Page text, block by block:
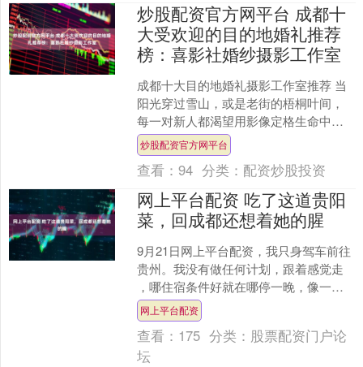
炒股配资官方网平台 成都十
大受欢迎的目的地婚礼推荐
榜：喜影社婚纱摄影工作室
成都十大目的地婚礼摄影工作室推荐 当
阳光穿过雪山，或是老街的梧桐叶间，
每一对新人都渴望用影像定格生命中最
珍贵的时刻。成都作为西南地区婚尚产
业中心，近三年来目的地....
炒股配资官方网平台
查看：94 分类： 配资炒股投资
网上平台配资 吃了这道贵阳
菜，回成都还想着她的腥
9月21日网上平台配资，我只身驾车前往
贵州。我没有做任何计划，跟着感觉走
，哪住宿条件好就在哪停一晚，像一只
绿头苍蝇凭本能嗅着屎味飞，什么旅行
不旅行的，我去你妈....
网上平台配资
查看： 175 分类： 股票配资门户论
坛